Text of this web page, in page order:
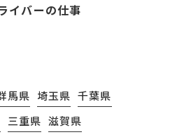
イバーの仕事
馬県 埼玉県 千葉県
三重県 滋賀県